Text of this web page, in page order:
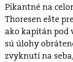
Pikantné na
Thoresen ešte
ako kapitán pod
sú úlohy
zvyknutí na